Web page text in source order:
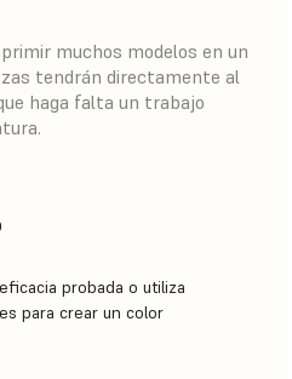
muchos modelos en un
tendrán directamente al
haga falta un trabajo
probada o utiliza
para crear un color